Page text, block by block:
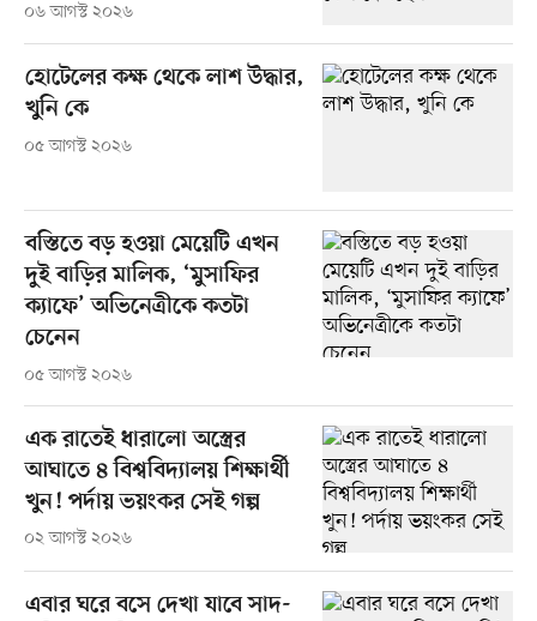
০৬ আগস্ট ২০২৬
হোটেলের কক্ষ থেকে লাশ উদ্ধার,
খুনি কে
০৫ আগস্ট ২০২৬
বস্তিতে বড় হওয়া মেয়েটি এখন
দুই বাড়ির মালিক, ‘মুসাফির
ক্যাফে’ অভিনেত্রীকে কতটা
চেনেন
০৫ আগস্ট ২০২৬
এক রাতেই ধারালো অস্ত্রের
আঘাতে ৪ বিশ্ববিদ্যালয় শিক্ষার্থী
খুন! পর্দায় ভয়ংকর সেই গল্প
০২ আগস্ট ২০২৬
এবার ঘরে বসে দেখা যাবে সাদ-